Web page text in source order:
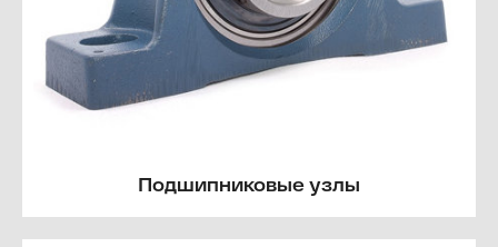
Подшипниковые узлы